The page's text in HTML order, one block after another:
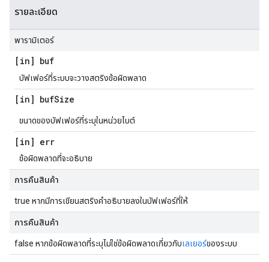
รายละเอียด
พารามิเตอร์
[in] buf
บัฟเฟอร์ที่ระบบจะวางสตริงข้อผิดพลาด
[in] bufSize
ขนาดของบัฟเฟอร์ที่ระบุในหน่วยไบต์
[in] err
ข้อผิดพลาดที่จะอธิบาย
การคืนสินค้า
true หากมีการเขียนสตริงคำอธิบายลงในบัฟเฟอร์ที่ให้
การคืนสินค้า
false หากข้อผิดพลาดที่ระบุไม่ใช่ข้อผิดพลาดเกี่ยวกับเลเยอร์ของระบบ